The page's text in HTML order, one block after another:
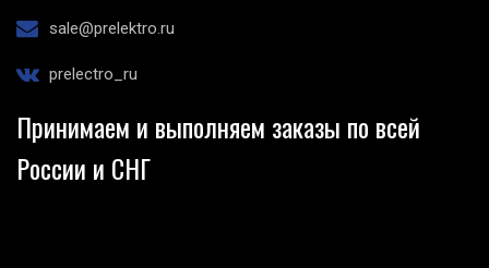
sale@prelektro.ru
prelectro_ru
Принимаем и выполняем заказы по всей
России и СНГ